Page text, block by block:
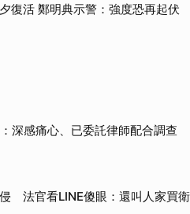
復活 鄭明典示警：強度恐再起伏
深感痛心、已委託律師配合調查
法官看LINE傻眼：還叫人家買